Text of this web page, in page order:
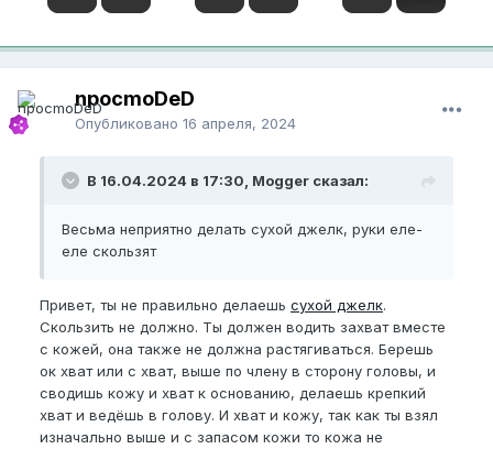
npocmoDeD
Опубликовано 16 апреля, 2024
В 16.04.2024 в 17:30, Mogger сказал:
Весьма неприятно делать сухой джелк, руки еле-
еле скользят
Привет, ты не правильно делаешь сухой джелк.
Скользить не должно. Ты должен водить захват вместе
с кожей, она также не должна растягиваться. Берешь
ок хват или с хват, выше по члену в сторону головы, и
сводишь кожу и хват к основанию, делаешь крепкий
хват и ведёшь в голову. И хват и кожу, так как ты взял
изначально выше и с запасом кожи то кожа не